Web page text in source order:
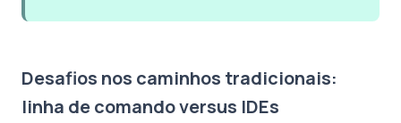
Desafios nos caminhos tradicionais:
linha de comando versus IDEs